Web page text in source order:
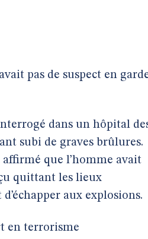
pas de suspect en
dans un hôpital
subi de graves brûlures.
affirmé que l’homme avait
quittant les lieux
aux explosions.
en terrorisme